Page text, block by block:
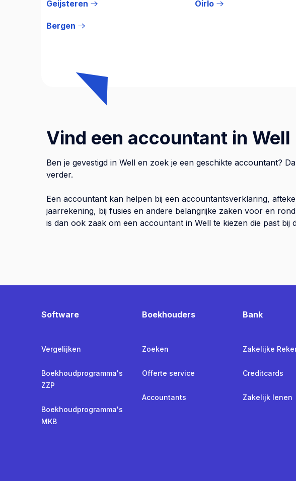
Geijsteren
Bergen
Oirlo
Vind een accountant in Well
Ben je gevestigd in Well en zoek je een geschikte accountant?
verder.
Een accountant kan helpen bij een accountantsverklaring,
jaarrekening, bij fusies en andere belangrijke zaken voor en
is dan ook zaak om een accountant in Well te kiezen die past bij
Software
Vergelijken
Boekhoudprogramma's
ZZP
Boekhoudprogramma's
MKB
Boekhouders
Zoeken
Offerte service
Accountants
Bank
Zakelijke
Creditcards
Zakelijk lenen